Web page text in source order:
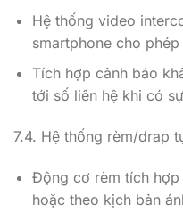
Hệ thống video
smartphone cho
Tích hợp cảnh báo
tới số liên hệ khi có
7.4. Hệ thống rèm/drap
Động cơ rèm tích
hoặc theo kịch bản